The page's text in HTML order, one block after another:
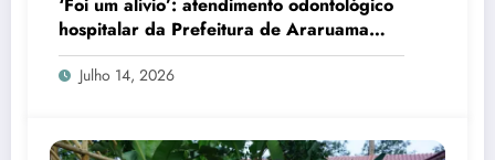
‘Foi um alívio’: atendimento odontológico
hospitalar da Prefeitura de Araruama
transforma rotina de famílias atípicas
Julho 14, 2026